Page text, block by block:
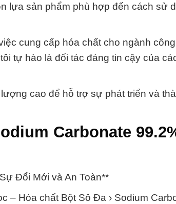
lựa sản phẩm phù hợp đến cách sử
cung cấp hóa chất cho ngành
tự hào là đối tác đáng tin cậy của
cao để hỗ trợ sự phát triển và
Carbonate
Đổi Mới và An Toàn**
– Hóa chất Bột Sô Đa › Sodium